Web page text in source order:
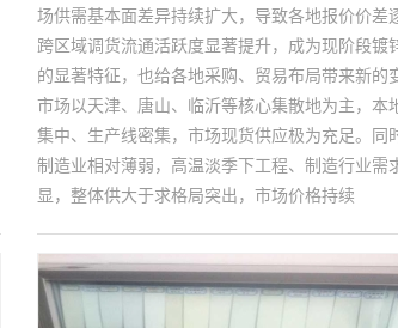
场供需基本面差异持续扩大，导致各地报价价差
跨区域调货流通活跃度显著提升，成为现阶段镀
的显著特征，也给各地采购、贸易布局带来新的
市场以天津、唐山、临沂等核心集散地为主，本
集中、生产线密集，市场现货供应极为充足。同
制造业相对薄弱，高温淡季下工程、制造行业需
显，整体供大于求格局突出，市场价格持续